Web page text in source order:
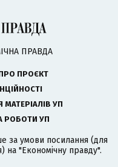
ПРАВДА
ПРОЄКТ
УП
РОБОТИ УП
за умови посилання (для
на "Економічну правду".